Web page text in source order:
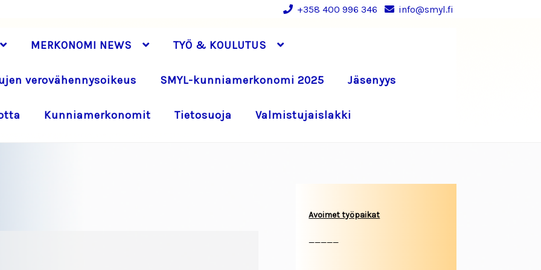
+358 400 996 346 info@smyl.fi
MERKONOMI NEWS TYÖ & KOULUTUS
verovähennysoikeus SMYL-kunniamerkonomi 2025 Jäsenyys
Kunniamerkonomit Tietosuoja Valmistujaislakki
Avoimet työpaikat
_____